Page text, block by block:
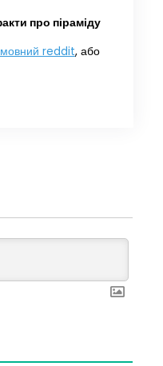
про піраміду
reddit, або